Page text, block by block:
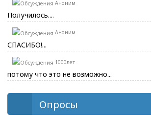
Аноним
Получилось....
Аноним
СПАСИБО!...
1000лет
потому что это не возможно...
Опросы